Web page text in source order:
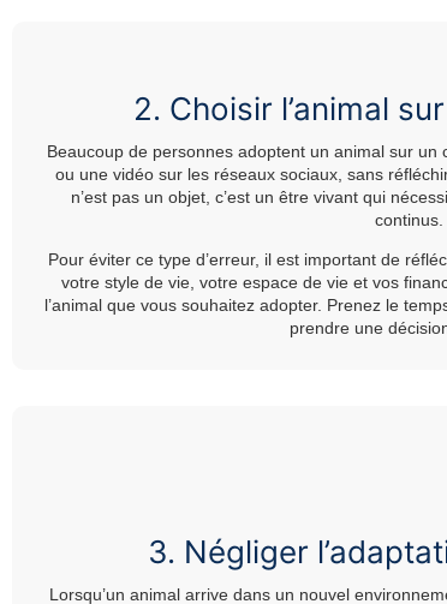
2. Choisir l’animal
Beaucoup de personnes adoptent un animal sur
ou une vidéo sur les réseaux sociaux, sans
n’est pas un objet, c’est un être vivant qui
continus.
Pour éviter ce type d’erreur, il est important de
votre style de vie, votre espace de vie et vos
l’animal que vous souhaitez adopter. Prenez le
prendre une
3. Négliger
Lorsqu’un animal arrive dans un nouvel